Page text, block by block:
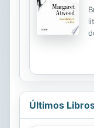
Últimos